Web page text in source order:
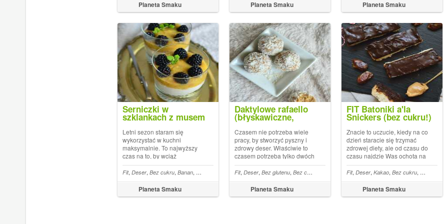
Staram się jednak nie ulegać
sklepowym pokusom i
Planeta Smaku
przepisy. Jeden z nich
zaprezentuję Wam w tym
Planeta Smaku
ważne, że przychodzę Wam z
pomocą ;) Zdrowe batoniki
Planeta Smaku
Serniczki w
szklankach z musem
bananowym
Letni sezon staram się
wykorzystać w kuchni
maksymalnie. To najwyższy
czas na to, by wciąż
rozkoszować się deserami z
lodówki, które przyjemnie
smakują zwłaszcza wtedy,
kiedy za oknem wciąż słońce
świeci całkiem mocno. Dziś
Planeta Smaku
Fit, Deser, Bez cukru, Banan, Daktyle Twaróg,Jogurt,Sernik ,Chia,Brzoskwinie
Daktylowe rafaello
(błyskawiczne,
dwuskładnikowe!)
Czasem nie potrzeba wiele
pracy, by stworzyć pyszny i
zdrowy deser. Właściwie to
czasem potrzeba tylko dwóch
składników... i blendera. Tak
też właśnie powstały
daktylowe trufelki kokosowe -
smakują jak słynne pralinki
Rafaello, ale w składzie tych
Planeta Smaku
Fit, Deser, Bez glutenu, Bez cukru ,Daktyle,Kokos,Trufle
FIT Batoniki a'la
Snickers (bez cukru!)
Znacie to uczucie, kiedy na co
dzień staracie się trzymać
zdrowej diety, ale od czasu do
czasu najdzie Was ochota na
coś w stylu Snickersa? ;) Jeśli
tak, to czytajcie dalej - dziś
mam dla Was przepis na
domowe batoniki ala Snickers
w zdrowszej wer...
Planeta Smaku
Fit, Deser, Kakao, Bez cukru, Orzechy